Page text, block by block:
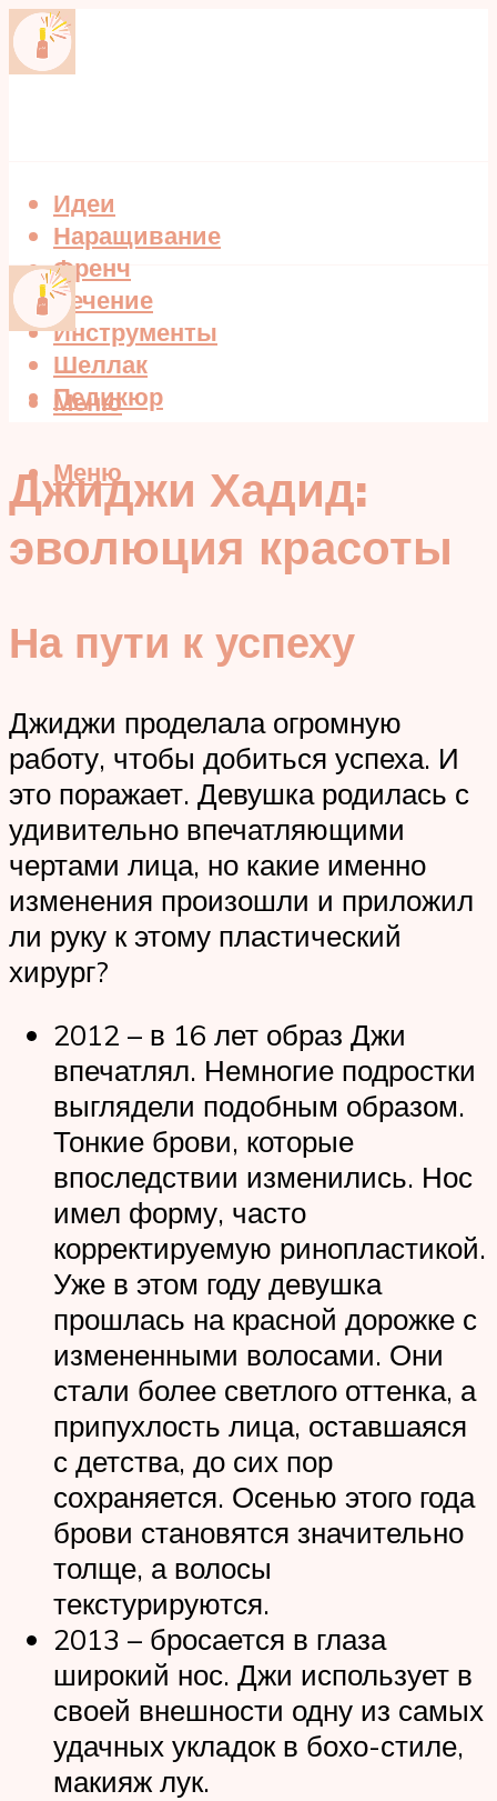
Идеи
Наращивание
Френч
Лечение
Инструменты
Шеллак
Педикюр
Меню
Меню
Джиджи Хадид:
эволюция красоты
На пути к успеху
Джиджи проделала огромную
работу, чтобы добиться успеха. И
это поражает. Девушка родилась с
удивительно впечатляющими
чертами лица, но какие именно
изменения произошли и приложил
ли руку к этому пластический
хирург?
2012 – в 16 лет образ Джи
впечатлял. Немногие подростки
выглядели подобным образом.
Тонкие брови, которые
впоследствии изменились. Нос
имел форму, часто
корректируемую ринопластикой.
Уже в этом году девушка
прошлась на красной дорожке с
измененными волосами. Они
стали более светлого оттенка, а
припухлость лица, оставшаяся
с детства, до сих пор
сохраняется. Осенью этого года
брови становятся значительно
толще, а волосы
текстурируются.
2013 – бросается в глаза
широкий нос. Джи использует в
своей внешности одну из самых
удачных укладок в бохо-стиле,
макияж лук.